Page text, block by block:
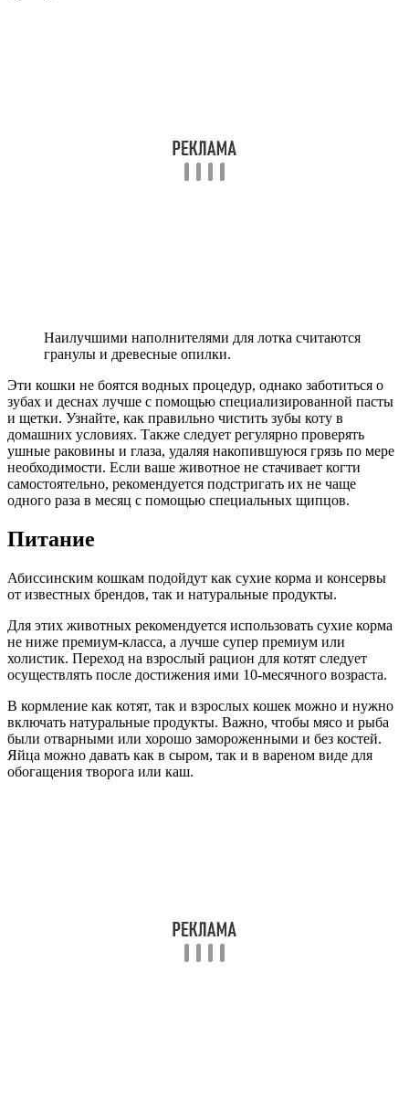
Наилучшими наполнителями для лотка считаются
гранулы и древесные опилки.
Эти кошки не боятся водных процедур, однако заботиться о
зубах и деснах лучше с помощью специализированной пасты
и щетки. Узнайте, как правильно чистить зубы коту в
домашних условиях. Также следует регулярно проверять
ушные раковины и глаза, удаляя накопившуюся грязь по мере
необходимости. Если ваше животное не стачивает когти
самостоятельно, рекомендуется подстригать их не чаще
одного раза в месяц с помощью специальных щипцов.
Питание
Абиссинским кошкам подойдут как сухие корма и консервы
от известных брендов, так и натуральные продукты.
Для этих животных рекомендуется использовать сухие корма
не ниже премиум-класса, а лучше супер премиум или
холистик. Переход на взрослый рацион для котят следует
осуществлять после достижения ими 10-месячного возраста.
В кормление как котят, так и взрослых кошек можно и нужно
включать натуральные продукты. Важно, чтобы мясо и рыба
были отварными или хорошо замороженными и без костей.
Яйца можно давать как в сыром, так и в вареном виде для
обогащения творога или каш.